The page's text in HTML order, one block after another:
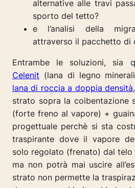
alternative alle travi
sporto del tetto?
e l’analisi della
attraverso il pacchetto di
Entrambe le soluzioni, sia
Celenit (lana di legno
lana di roccia a doppia densità
strato sopra la coibentazione
(forte freno al vapore) +
progettuale perchè si sta
traspirante dove il vapore
solo regolato (frenato) dal
ma non potrà mai uscire
strato non permette la